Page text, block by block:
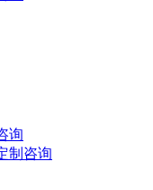
询
制咨询